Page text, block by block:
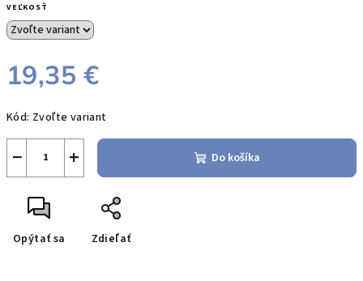
VEĽKOSŤ
19,35 €
cena:
Kód: Zvoľte variant
+
− Do košíka
Opýtať sa Zdieľať